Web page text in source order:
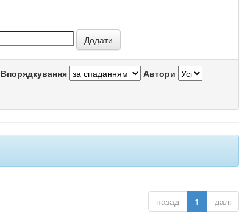
Впорядкування Автори
назад 1 далі